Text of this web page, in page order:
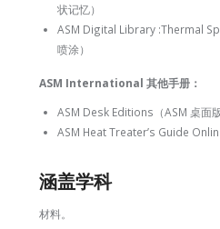
状记忆）
ASM Digital Library :Thermal
喷涂）
ASM International 其他手册：
ASM Desk Editions（ASM 桌面版
ASM Heat Treater’s Guide
涵盖学科
材料。